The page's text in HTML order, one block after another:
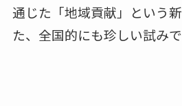
通じた「地域貢献」という
た、全国的にも珍しい試みで